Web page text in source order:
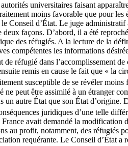
universitaires faisant
moins favorable que pour les
Conseil d’État. Le juge
façons. D’abord, il a été
des réfugiés. A la lecture de la
compétentes les informations
réfugié dans l’accomplissement
remis en cause le fait que « la
susceptible de se révéler
peut être assimilé à un étranger
autre État que son État
juridiques d’une telle
France avait demandé la
au profit, notamment, des réfugiés
requérante. Le Conseil d’État